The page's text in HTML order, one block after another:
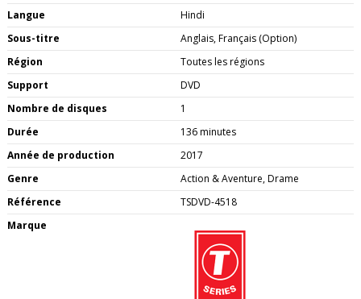
Langue
Hindi
Sous-titre
Anglais, Français (Option)
Région
Toutes les régions
Support
DVD
Nombre de disques
1
Durée
136 minutes
Année de production
2017
Genre
Action & Aventure, Drame
Référence
TSDVD-4518
Marque